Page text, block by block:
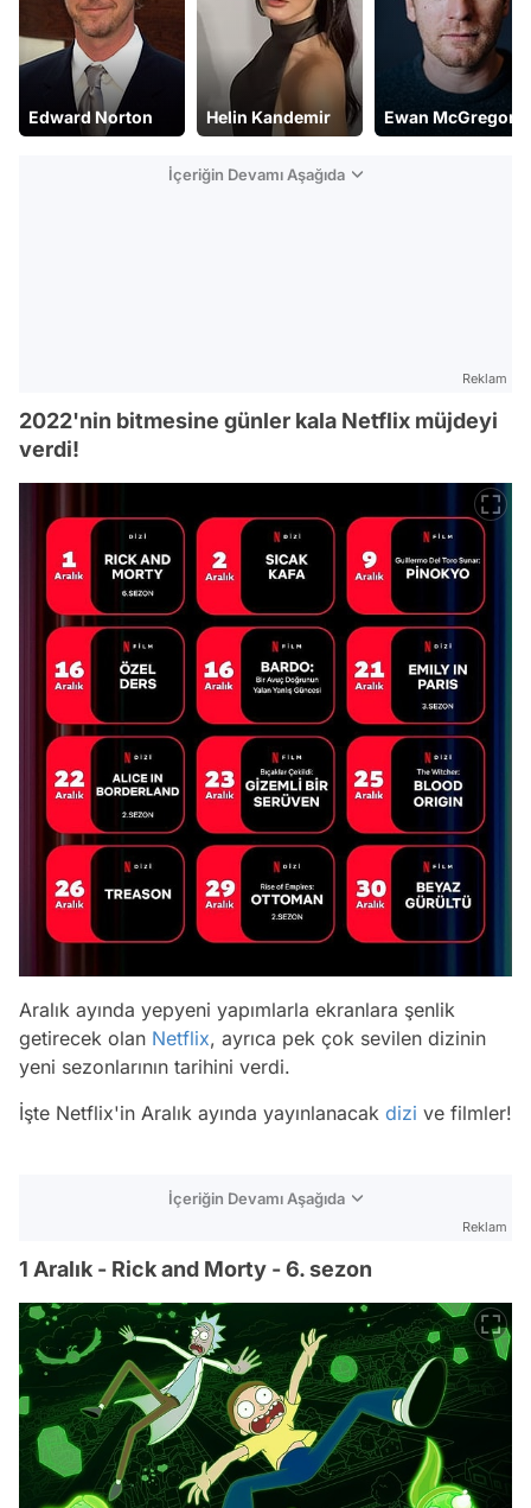
Edward Norton Helin Kandemir Ewan McGregor
İçeriğin Devamı Aşağıda
Reklam
2022'nin bitmesine günler kala Netflix müjdeyi
verdi!
Aralık ayında yepyeni yapımlarla ekranlara şenlik
getirecek olan Netflix, ayrıca pek çok sevilen dizinin
yeni sezonlarının tarihini verdi.
İşte Netflix'in Aralık ayında yayınlanacak dizi ve filmler!
İçeriğin Devamı Aşağıda
Reklam
1 Aralık - Rick and Morty - 6. sezon